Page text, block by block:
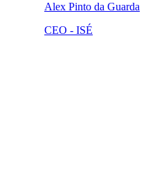
Alex Pinto da Guarda
CEO - ISÉ